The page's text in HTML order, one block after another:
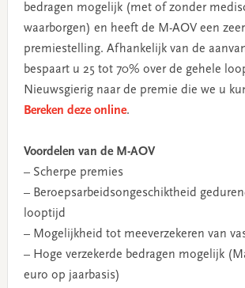
bedragen mogelijk (met of zonder
waarborgen) en heeft de M-AOV een
premiestelling. Afhankelijk van de
bespaart u 25 tot 70% over de gehele
Nieuwsgierig naar de premie die we u
Bereken deze online.
Voordelen van de M-AOV
– Scherpe premies
– Beroepsarbeidsongeschiktheid
looptijd
– Mogelijkheid tot meeverzekeren van
– Hoge verzekerde bedragen mogelijk
euro op jaarbasis)